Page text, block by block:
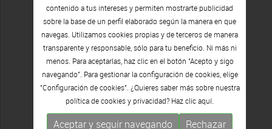
contenido a tus intereses y permiten mostrarte publicidad
sobre la base de un perfil elaborado según la manera en que
navegas. Utilizamos cookies propias y de terceros de manera
transparente y responsable, sólo para tu beneficio. Ni más ni
menos. Para aceptarlas, haz clic en el botón "Acepto y sigo
navegando". Para gestionar la configuración de cookies, elige
"Configuración de cookies". ¿Quieres saber más sobre nuestra
política de cookies y privacidad? Haz clicaquí.
Aceptar y seguir navegando
Rechazar